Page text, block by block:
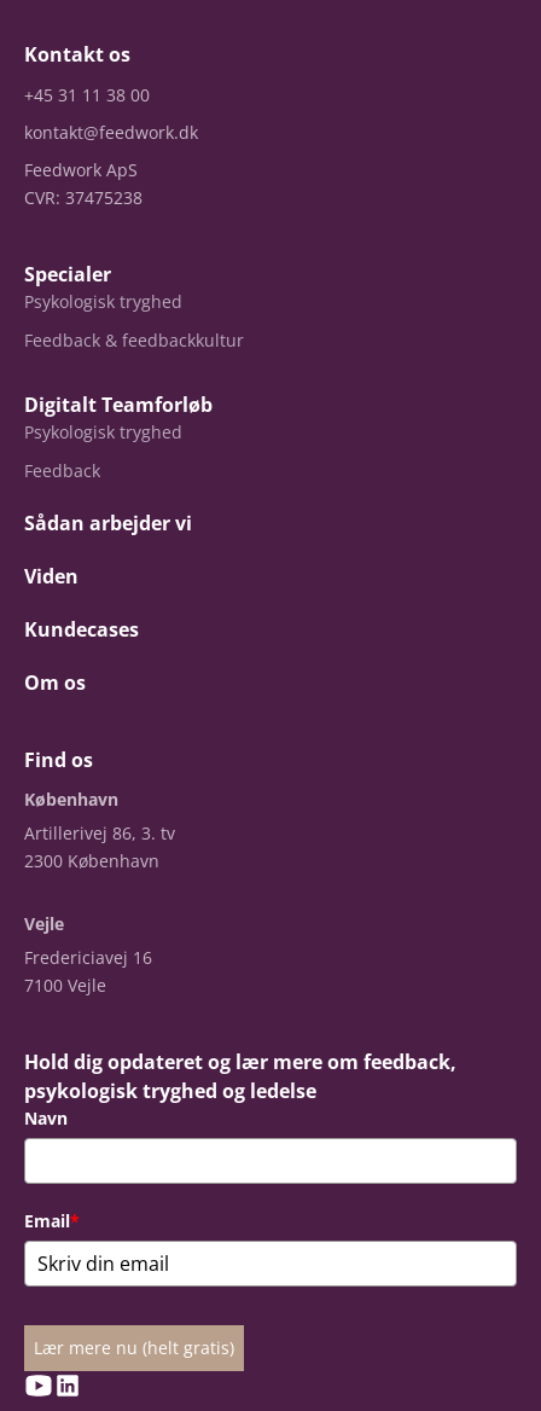
Kontakt os
+45 31 11 38 00
kontakt@feedwork.dk
Feedwork ApS
CVR: 37475238
Specialer
Psykologisk tryghed
Feedback & feedbackkultur
Digitalt Teamforløb
Psykologisk tryghed
Feedback
Sådan arbejder vi
Viden
Kundecases
Om os
Find os
København
Artillerivej 86, 3. tv
2300 København
Vejle
Fredericiavej 16
7100 Vejle
Hold dig opdateret og lær mere om feedback,
psykologisk tryghed og ledelse
Navn
Email*
Lær mere nu (helt gratis)